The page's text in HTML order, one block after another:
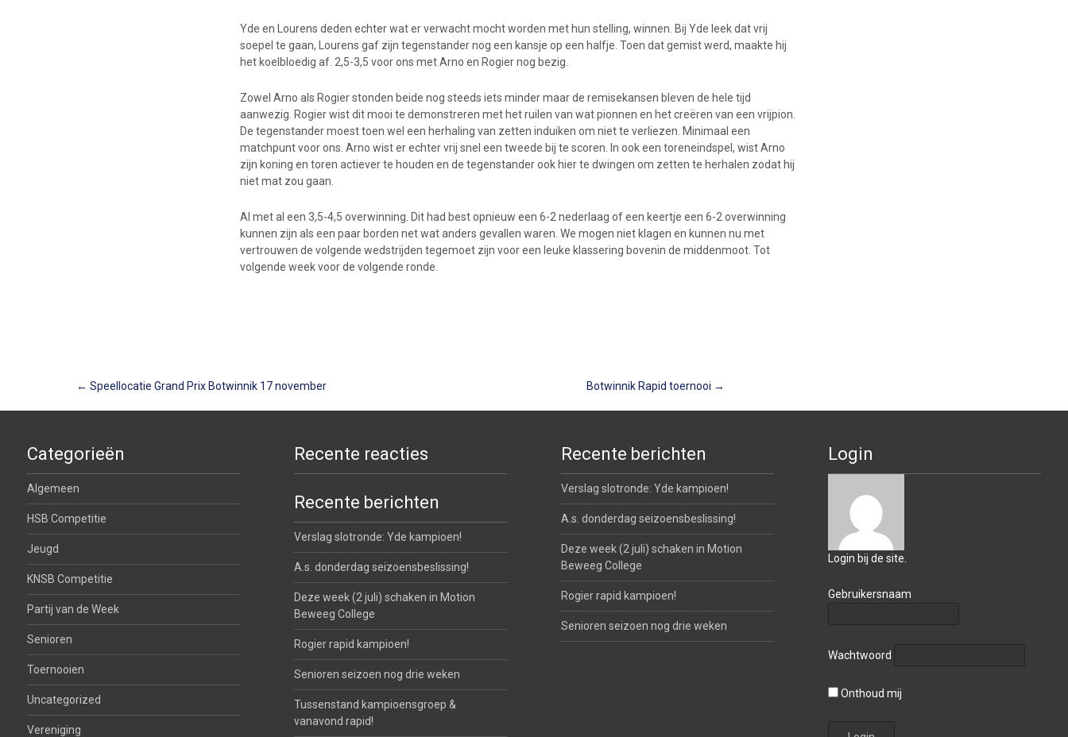
Yde en Lourens deden echter wat er verwacht mocht worden met hun stelling, winnen. Bij Yde leek dat vrij
soepel te gaan, Lourens gaf zijn tegenstander nog een kansje op een halfje. Toen dat gemist werd, maakte hij
het koelbloedig af. 2,5-3,5 voor ons met Arno en Rogier nog bezig.
Zowel Arno als Rogier stonden beide nog steeds iets minder maar de remisekansen bleven de hele tijd
aanwezig. Rogier wist dit mooi te demonstreren met het ruilen van wat pionnen en het creëren van een vrijpion.
De tegenstander moest toen wel een herhaling van zetten induiken om niet te verliezen. Minimaal een
matchpunt voor ons. Arno wist er echter vrij snel een tweede bij te scoren. In ook een toreneindspel, wist Arno
zijn koning en toren actiever te houden en de tegenstander ook hier te dwingen om zetten te herhalen zodat hij
niet mat zou gaan.
Al met al een 3,5-4,5 overwinning. Dit had best opnieuw een 6-2 nederlaag of een keertje een 6-2 overwinning
kunnen zijn als een paar borden net wat anders gevallen waren. We mogen niet klagen en kunnen nu met
vertrouwen de volgende wedstrijden tegemoet zijn voor een leuke klassering bovenin de middenmoot. Tot
volgende week voor de volgende ronde.
Berichtnavigatie
← Speellocatie Grand Prix Botwinnik 17 november Botwinnik Rapid toernooi →
Categorieën
Algemeen
HSB Competitie
Jeugd
KNSB Competitie
Partij van de Week
Senioren
Toernooien
Uncategorized
Vereniging
Recente reacties Recente berichten
Verslag slotronde: Yde kampioen!
A.s. donderdag seizoensbeslissing!
Deze week (2 juli) schaken in Motion
Beweeg College
Rogier rapid kampioen!
Senioren seizoen nog drie weken
Login
Login bij de site.
Gebruikersnaam
Wachtwoord
Onthoud mij
Recente berichten
Verslag slotronde: Yde kampioen!
A.s. donderdag seizoensbeslissing!
Deze week (2 juli) schaken in Motion
Beweeg College
Rogier rapid kampioen!
Senioren seizoen nog drie weken
Tussenstand kampioensgroep &
vanavond rapid!